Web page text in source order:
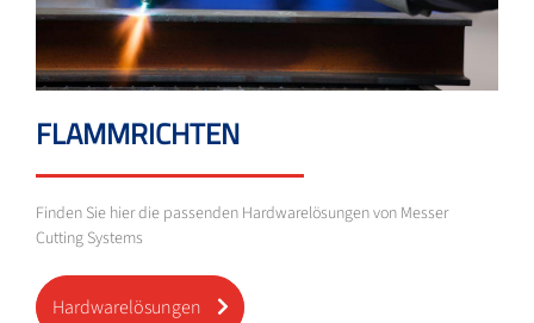
FLAMMRICHTEN
Finden Sie hier die passenden Hardwarelösungen von Messer
Cutting Systems
Hardwarelösungen